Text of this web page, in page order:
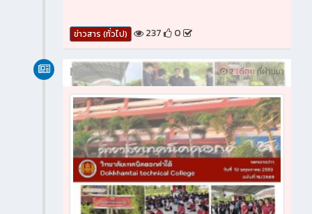
ข่าวสาร (ทั่วไป) 237 0
2 เดือน ที่ผ่านมา
News